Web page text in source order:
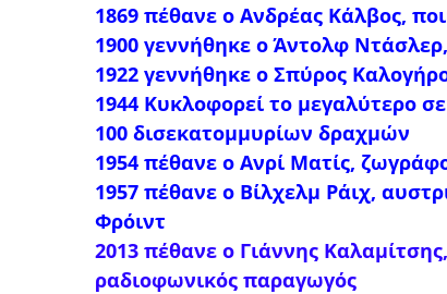
1869 πέθανε ο Ανδρέας Κάλβος,
1900 γεννήθηκε ο Άντολφ
1922 γεννήθηκε ο Σπύρος
1944 Κυκλοφορεί το μεγαλύτερο
100 δισεκατομμυρίων δραχμών
1954 πέθανε ο Ανρί Ματίς,
1957 πέθανε ο Βίλχελμ Ράιχ,
Φρόιντ
2013 πέθανε ο Γιάννης
ραδιοφωνικός παραγωγός